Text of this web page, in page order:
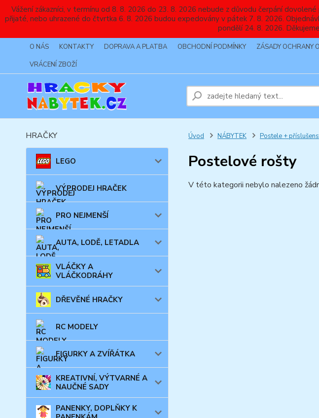
Vážení zákazníci, v termínu od 8. 8. 2026 do 23. 8. 2026 nebude z důvodu čerpání
přijaté, nebo uhrazené do čtvrtka 6. 8. 2026 budou expedovány v pátek 7. 8. 2026.
pondělí 24. 8. 2026.
O NÁS KONTAKTY DOPRAVA A PLATBA OBCHODNÍ PODMÍNKY ZÁSADY OCHRANY
VRÁCENÍ ZBOŽÍ
HRAČKY
LEGO
VÝPRODEJ HRAČEK
PRO NEJMENŠÍ
AUTA, LODĚ, LETADLA
VLÁČKY A
VLÁČKODRÁHY
DŘEVĚNÉ HRAČKY
RC MODELY
FIGURKY A ZVÍŘÁTKA
KREATIVNÍ, VÝTVARNÉ A
NAUČNÉ SADY
PANENKY, DOPLŇKY K
Úvod NÁBYTEK Postele +
Postelové rošty
V této kategorii nebylo nalezeno